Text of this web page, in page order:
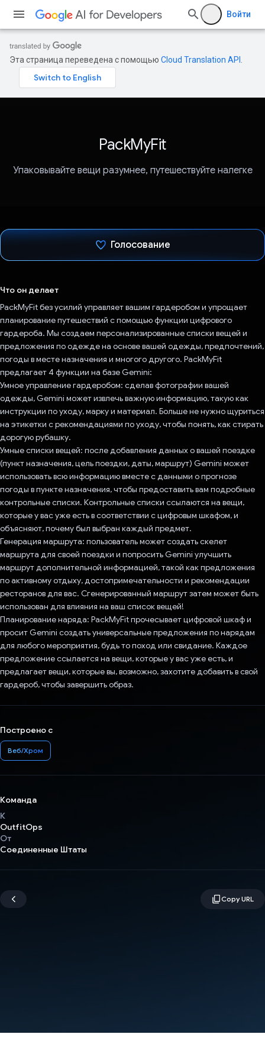
Войти
Эта страница переведена с помощью Cloud Translation API
PackMyFit
Упаковывайте вещи разумнее, путешествуйте налегке
Голосование
Что он делает
PackMyFit без усилий управляет вашим гардеробом и упрощает
планирование путешествий с помощью функции цифрового
гардероба. Мы создаем персонализированные списки вещей и
предложения по одежде на основе вашей одежды, предпочтений,
погоды в месте назначения и многого другого. PackMyFit
предлагает 4 функции на базе Gemini:
Умное управление гардеробом: сделав фотографии вашей
одежды, Gemini может извлечь важную информацию, такую ​​как
инструкции по уходу, марку и материал. Больше не нужно щуриться
на этикетки с рекомендациями по уходу, чтобы понять, как стирать
дорогую рубашку.
Умные списки вещей: после добавления данных о вашей поездке
(пункт назначения, цель поездки, даты, маршрут) Gemini может
использовать всю информацию вместе с данными о прогнозе
погоды в пункте назначения, чтобы предоставить вам подробные
контрольные списки. Контрольные списки ссылаются на вещи,
которые у вас уже есть в соответствии с цифровым шкафом, и
объясняют, почему был выбран каждый предмет.
Генерация маршрута: пользователь может создать скелет
маршрута для своей поездки и попросить Gemini улучшить
маршрут дополнительной информацией, такой как предложения
по активному отдыху, достопримечательности и рекомендации
ресторанов для вас. Сгенерированный маршрут затем может быть
использован для влияния на ваш список вещей!
Планирование наряда: PackMyFit прочесывает цифровой шкаф и
просит Gemini создать универсальные предложения по нарядам
для любого мероприятия, будь то поход или свидание. Каждое
предложение ссылается на вещи, которые у вас уже есть, и
предлагает вещи, которые вы, возможно, захотите добавить в свой
гардероб, чтобы завершить образ.
Построено с
Веб/Хром
Команда
К
OutfitOps
От
Соединенные Штаты